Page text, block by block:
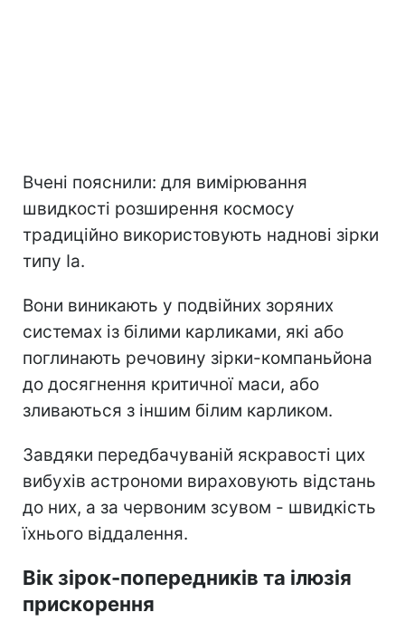
Вчені пояснили: для вимірювання
швидкості розширення космосу
традиційно використовують наднові зірки
типу Ia.
Вони виникають у подвійних зоряних
системах із білими карликами, які або
поглинають речовину зірки-компаньйона
до досягнення критичної маси, або
зливаються з іншим білим карликом.
Завдяки передбачуваній яскравості цих
вибухів астрономи вираховують відстань
до них, а за червоним зсувом - швидкість
їхнього віддалення.
Вік зірок-попередників та ілюзія
прискорення